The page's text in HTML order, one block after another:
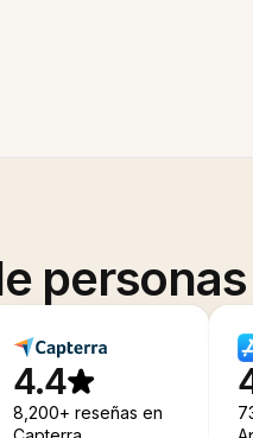
4.4
8,200+ reseñas en